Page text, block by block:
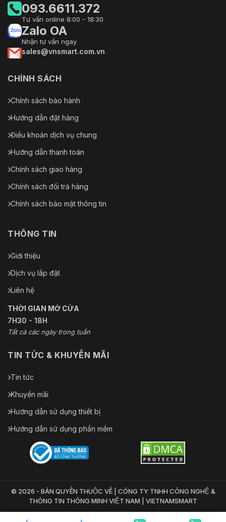
093.6611.372
Tư vấn online 8:00 - 18:30
Zalo OA
Nhận tư vấn ngay
sales@vnsmart.com.vn
CHÍNH SÁCH
Chính sách bảo hành
Hướng dẫn đặt hàng
Điều khoản dịch vụ chung
Hướng dẫn thanh toán
Chính sách giao hàng
Chính sách đổi trả hàng
Chính sách bảo mật thông tin
THÔNG TIN
Giới thiệu
Dịch vụ lắp đặt
Liên hệ
THỜI GIAN MỞ CỬA
7H30 - 18H
Tất cả các ngày trong tuần
TIN TỨC & KHUYẾN MÃI
Tin tức
Khuyến mãi
Hướng dẫn sử dụng thiết bị
Hướng dẫn sử dụng phần mềm
© 2026 - BẢN QUYỀN THUỘC VỀ | CÔNG TY TNHH CÔNG NGHỆ &
THÔNG TIN THÔNG MINH VIỆT NAM | VIETNAMSMART